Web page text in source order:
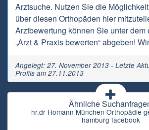
Arztsuche. Nutzen Sie die
über diesen Orthopäden hier
Arztbewertung können Sie unter dem
„Arzt & Praxis bewerten“ abgeben!
Angelegt: 27. November 2013 - Letzte
Profils am 27.11.2013
Ähnliche
hr.dr Homann München Orthopädie
hamburg facebook